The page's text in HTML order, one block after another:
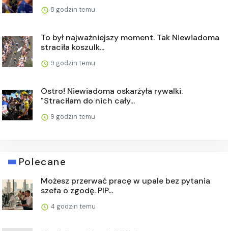
8 godzin temu
To był najważniejszy moment. Tak Niewiadoma
straciła koszulk...
9 godzin temu
Ostro! Niewiadoma oskarżyła rywalki.
"Straciłam do nich cały...
9 godzin temu
Polecane
Możesz przerwać pracę w upale bez pytania
szefa o zgodę. PIP...
4 godzin temu